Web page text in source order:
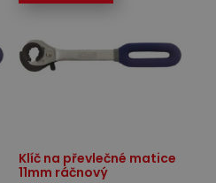
Klíč na převlečné matice
11mm ráčnový